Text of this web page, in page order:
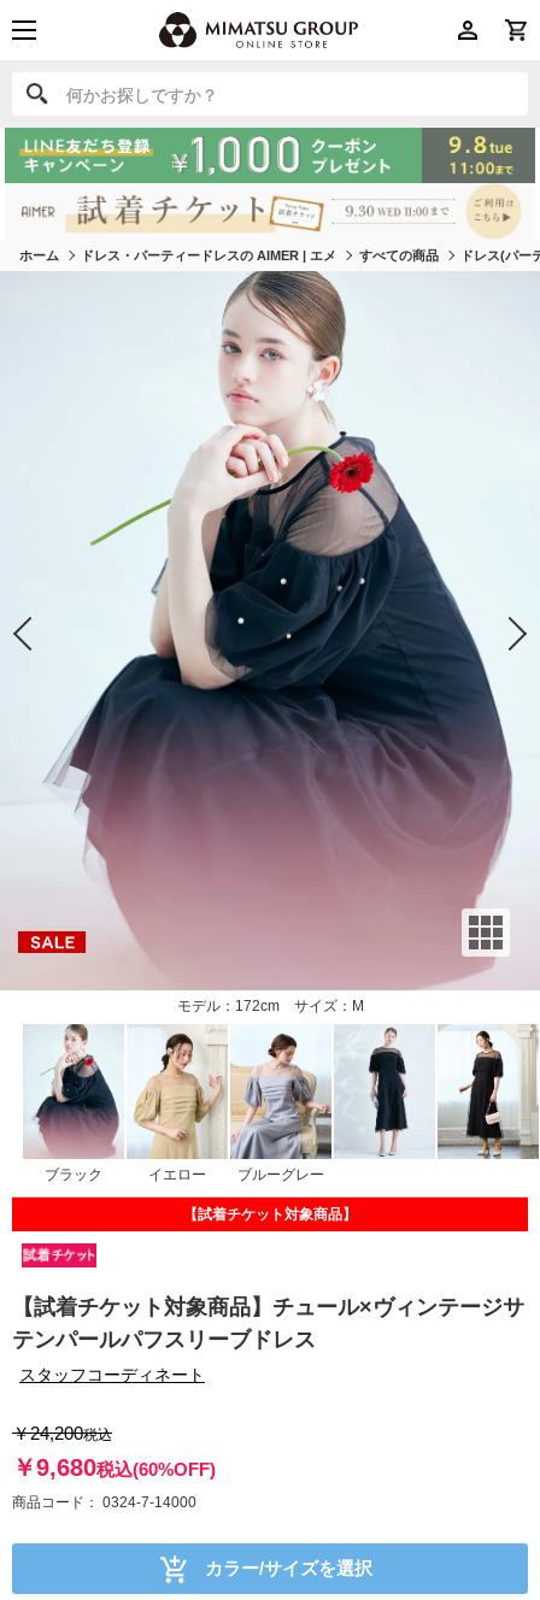
何かお探しですか？
何かお探しですか？
ホーム ドレス・パーティードレスの AIMER | エメ すべての商品 ドレス(パー
モデル：172cm サイズ：M
ブラック イエロー ブルーグレー
【試着チケット対象商品】チュール×ヴィンテージサ
テンパールパフスリーブドレス
スタッフコーディネート
【試着チケット対象商品】
￥24,200税込
￥9,680税込(60%OFF)
商品コード 0324-7-14000
カラー/サイズを選択